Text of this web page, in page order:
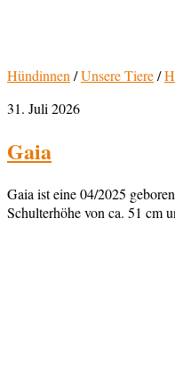
Hündinnen/Unsere Tiere/
31. Juli 2026
Gaia
Gaia ist eine 04/2025
Schulterhöhe von ca. 51 cm